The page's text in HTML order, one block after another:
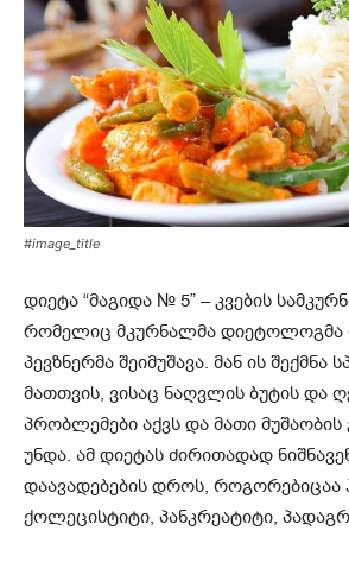
#image_title
დიეტა “მაგიდა № 5” – კვების
რომელიც მკურნალმა დიეტოლოგმა
პევზნერმა შეიმუშავა. მან ის შექმნა
მათთვის, ვისაც ნაღვლის ბუტის და
პრობლემები აქვს და მათი მუშაობის
უნდა. ამ დიეტას ძირითადად
დაავადებების დროს, როგორებიცაა
ქოლეცისტიტი, პანკრეატიტი,